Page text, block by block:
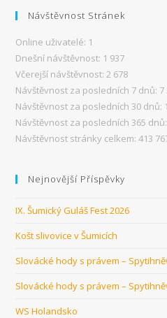
Návštěvnost Stránek
Online uživatelé: 1
Dnešní návštěvnost: 1 937
Včerejší návštěvnost:2 678
Návštěvnost za posledních 7 dnů: 7
Návštěvnost za posledních 30 dnů:
Návštěvnost za posledních 365 dnů:
Návštěvnost stránky celkem:413
Nejnovější Příspěvky
IX. Šumický Guláš Fest 2026
Košt slivovice v Šumicích
Slovácké hody s právem –
Slovácké hody s právem –
WS Holandsko